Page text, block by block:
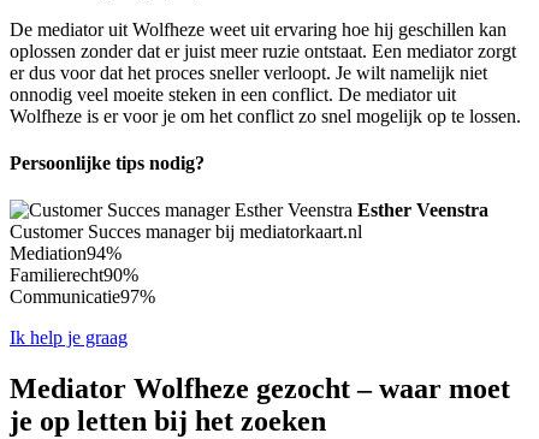
De mediator uit Wolfheze weet uit ervaring hoe hij geschillen kan
oplossen zonder dat er juist meer ruzie ontstaat. Een mediator zorgt
er dus voor dat het proces sneller verloopt. Je wilt namelijk niet
onnodig veel moeite steken in een conflict. De mediator uit
Wolfheze is er voor je om het conflict zo snel mogelijk op te lossen.
Persoonlijke tips nodig?
Esther Veenstra
Customer Succes manager bij mediatorkaart.nl
Mediation94%
Familierecht90%
Communicatie97%
Ik help je graag
Mediator Wolfheze gezocht – waar moet
je op letten bij het zoeken